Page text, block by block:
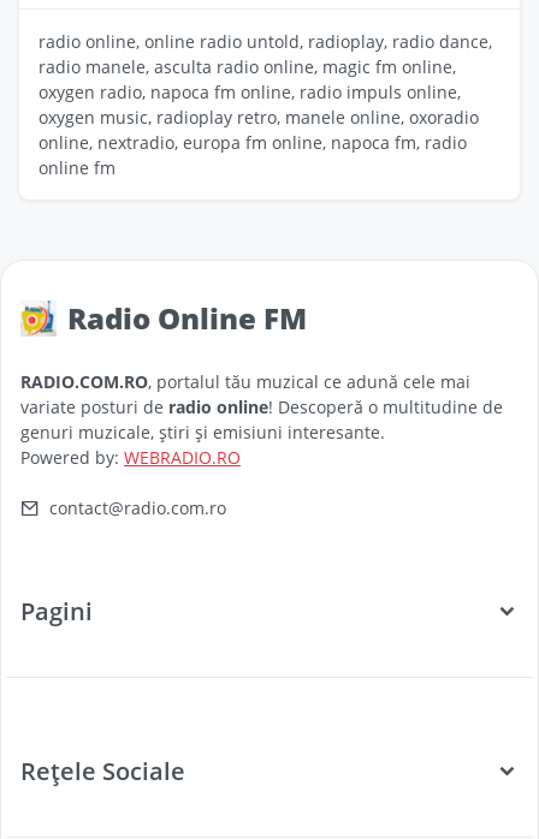
radio online, online radio untold, radioplay, radio dance,
radio manele, asculta radio online, magic fm online,
oxygen radio, napoca fm online, radio impuls online,
oxygen music, radioplay retro, manele online, oxoradio
online, nextradio, europa fm online, napoca fm, radio
online fm
Radio Online FM
RADIO.COM.RO, portalul tău muzical ce adună cele mai
variate posturi de radio online! Descoperă o multitudine de
genuri muzicale, știri și emisiuni interesante.
Powered by: WEBRADIO.RO
contact@radio.com.ro
Pagini
Țări
Rețele Sociale